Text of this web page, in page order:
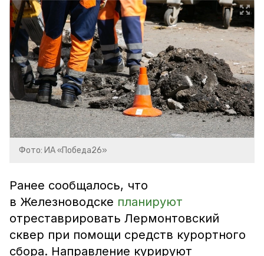
Фото: ИА «Победа26»
Ранее сообщалось, что
в Железноводске планируют
отреставрировать Лермонтовский
сквер при помощи средств курортного
сбора. Направление курируют